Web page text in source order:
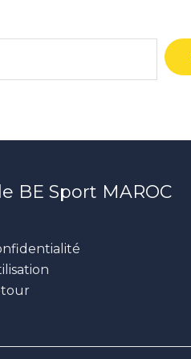
BE Sport MAROC